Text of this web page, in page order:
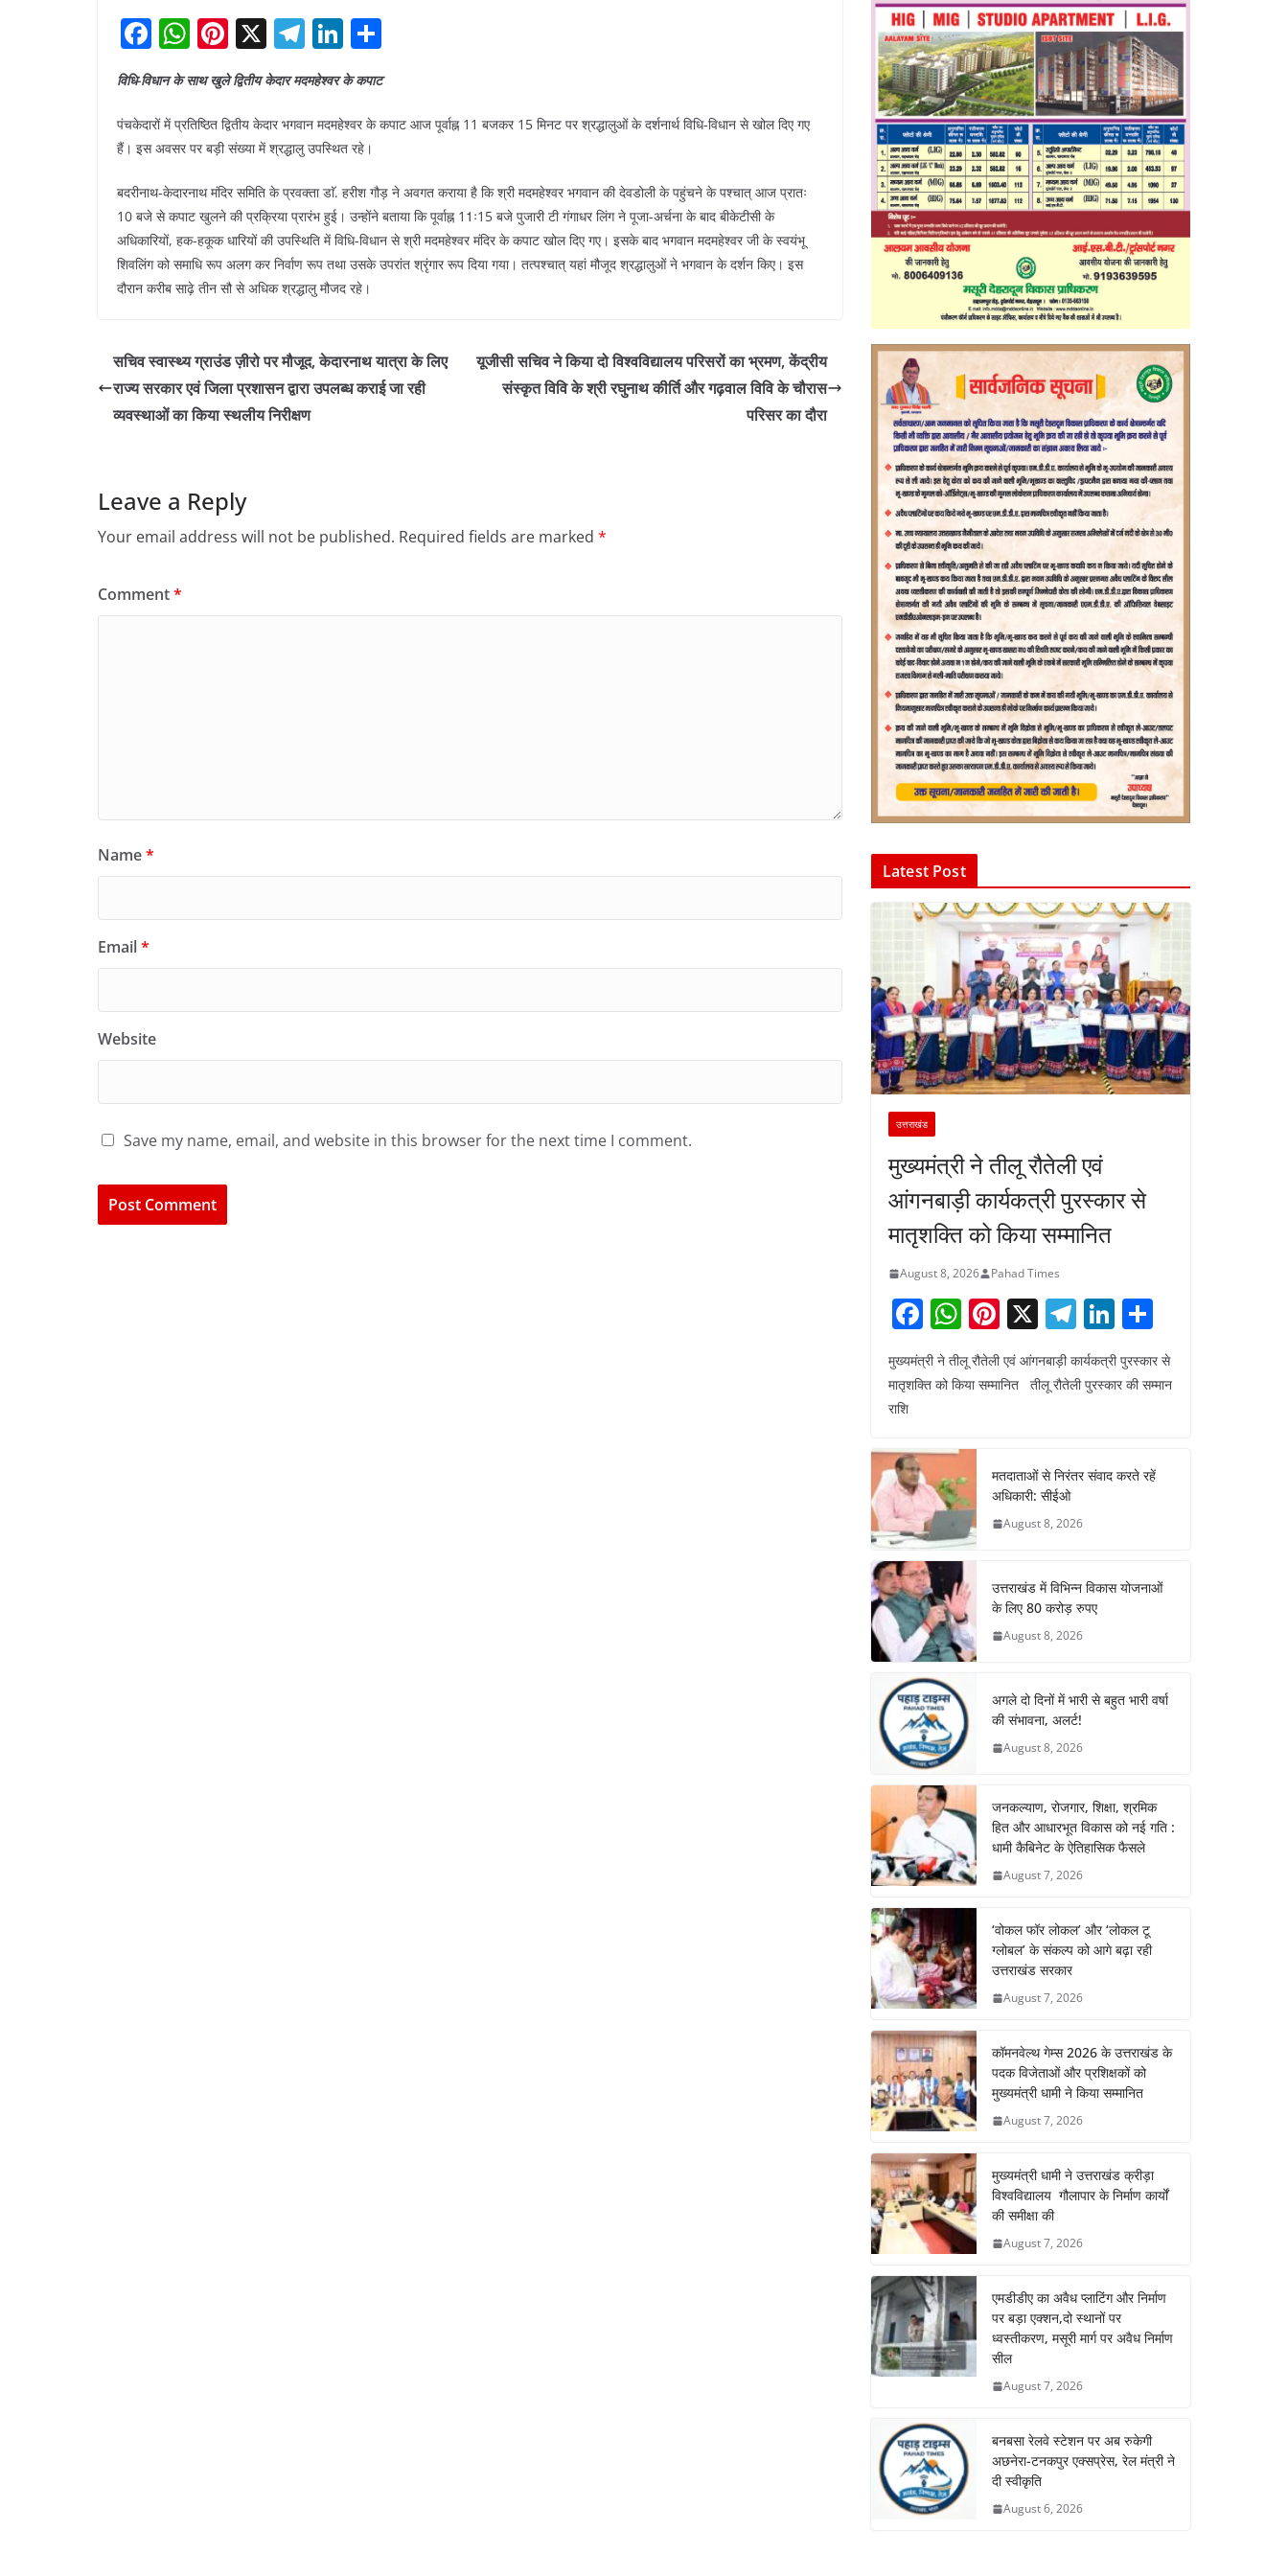
F
c
e
b
o
o
k
W
at
s
A
p
p
Pi
nt
er
e
st
X T
el
e
gr
a
m
Li
n
k
e
dI
n
ar
e
विधि-विधान के साथ खुले द्वितीय केदार मदमहेश्वर के कपाट
पंचकेदारों में प्रतिष्ठित द्वितीय केदार भगवान मदमहेश्वर के कपाट आज पूर्वाह्न 11 बजकर 15 मिनट पर श्रद्धालुओं के दर्शनार्थ विधि-विधान से खोल दिए गए
हैं। इस अवसर पर बड़ी संख्या में श्रद्धालु उपस्थित रहे।
बदरीनाथ-केदारनाथ मंदिर समिति के प्रवक्ता डाॅ. हरीश गौड़ ने अवगत कराया है कि श्री मदमहेश्वर भगवान की देवडोली के पहुंचने के पश्चात् आज प्रातः
10 बजे से कपाट खुलने की प्रक्रिया प्रारंभ हुई। उन्होंने बताया कि पूर्वाह्न 11ः15 बजे पुजारी टी गंगाधर लिंग ने पूजा-अर्चना के बाद बीकेटीसी के
अधिकारियों, हक-हकूक धारियों की उपस्थिति में विधि-विधान से श्री मदमहेश्वर मंदिर के कपाट खोल दिए गए। इसके बाद भगवान मदमहेश्वर जी के स्वयंभू
शिवलिंग को समाधि रूप अलग कर निर्वाण रूप तथा उसके उपरांत श्रृंगार रूप दिया गया। तत्पश्चात् यहां मौजूद श्रद्धालुओं ने भगवान के दर्शन किए। इस
दौरान करीब साढ़े तीन सौ से अधिक श्रद्धालु मौजद रहे।
सचिव स्वास्थ्य ग्राउंड ज़ीरो पर मौजूद, केदारनाथ यात्रा के लिए
राज्य सरकार एवं जिला प्रशासन द्वारा उपलब्ध कराई जा रही
व्यवस्थाओं का किया स्थलीय निरीक्षण
यूजीसी सचिव ने किया दो विश्वविद्यालय परिसरों का भ्रमण, केंद्रीय
संस्कृत विवि के श्री रघुनाथ कीर्ति और गढ़वाल विवि के चौरास
परिसर का दौरा
Leave a Reply
Your email address will not be published. Required fields are marked *
Comment*
Name*
Email*
Website
Save my name, email, and website in this browser for the next time I comment.
Latest Post
उत्तराखंड
मुख्यमंत्री ने तीलू रौतेली एवं
आंगनबाड़ी कार्यकत्री पुरस्कार से
मातृशक्ति को किया सम्मानित
August 8, 2026 Pahad Times
F
a
c
o
o
k
W
h
at
p
p
Pi
nt
er
X T
el
e
gr
m
Li
n
k
n
h
ar
मुख्यमंत्री ने तीलू रौतेली एवं आंगनबाड़ी कार्यकत्री पुरस्कार से
मातृशक्ति को किया सम्मानित तीलू रौतेली पुरस्कार की सम्मान
राशि
मतदाताओं से निरंतर संवाद करते रहें
अधिकारी: सीईओ
August 8, 2026
उत्तराखंड में विभिन्न विकास योजनाओं
के लिए 80 करोड़ रुपए
August 8, 2026
अगले दो दिनों में भारी से बहुत भारी वर्षा
की संभावना, अलर्ट!
August 8, 2026
जनकल्याण, रोजगार, शिक्षा, श्रमिक
हित और आधारभूत विकास को नई गति :
धामी कैबिनेट के ऐतिहासिक फैसले
August 7, 2026
‘वोकल फॉर लोकल’ और ‘लोकल टू
ग्लोबल’ के संकल्प को आगे बढ़ा रही
उत्तराखंड सरकार
August 7, 2026
कॉमनवेल्थ गेम्स 2026 के उत्तराखंड के
पदक विजेताओं और प्रशिक्षकों को
मुख्यमंत्री धामी ने किया सम्मानित
August 7, 2026
मुख्यमंत्री धामी ने उत्तराखंड क्रीड़ा
विश्वविद्यालय गौलापार के निर्माण कार्यों
की समीक्षा की
August 7, 2026
एमडीडीए का अवैध प्लाटिंग और निर्माण
पर बड़ा एक्शन,दो स्थानों पर
ध्वस्तीकरण, मसूरी मार्ग पर अवैध निर्माण
सील
August 7, 2026
बनबसा रेलवे स्टेशन पर अब रुकेगी
अछनेरा-टनकपुर एक्सप्रेस, रेल मंत्री ने
दी स्वीकृति
August 6, 2026